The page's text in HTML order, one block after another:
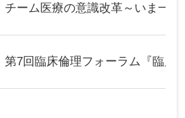
チーム医療の意識改革～いま一
第7回臨床倫理フォーラム『臨床